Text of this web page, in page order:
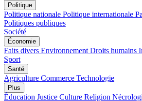
Politique
Politique nationale Politique internationale
Politiques publiques
Société
Économie
Faits divers Environnement Droits humains
Sport
Santé
Agriculture Commerce Technologie
Plus
Éducation Justice Culture Religion